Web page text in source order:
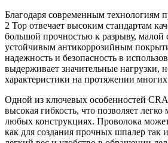
Благодаря современным технологиям
2 Top отвечает высоким стандартам
большой прочностью к разрыву, малой
устойчивым антикоррозийным
надежность и безопасность в
выдерживает значительные нагрузки,
характеристики на протяжении многих
Одной из ключевых особенностей
высокая гибкость, что позволяет легко
любых конструкциях. Проволока
как для создания прочных шпалер так